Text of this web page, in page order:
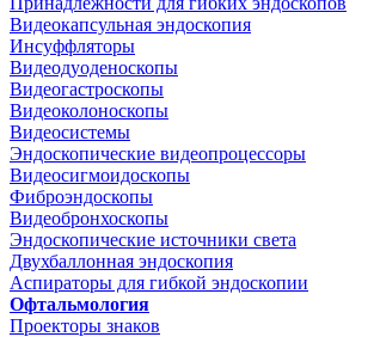
Видеокапсульная эндоскопия
Инсуффляторы
Видеодуоденоскопы
Видеогастроскопы
Видеоколоноскопы
Видеосистемы
Эндоскопические видеопроцессоры
Видеосигмоидоскопы
Фиброэндоскопы
Видеобронхоскопы
Эндоскопические источники света
Двухбаллонная эндоскопия
Аспираторы для гибкой эндоскопии
Офтальмология
Проекторы знаков